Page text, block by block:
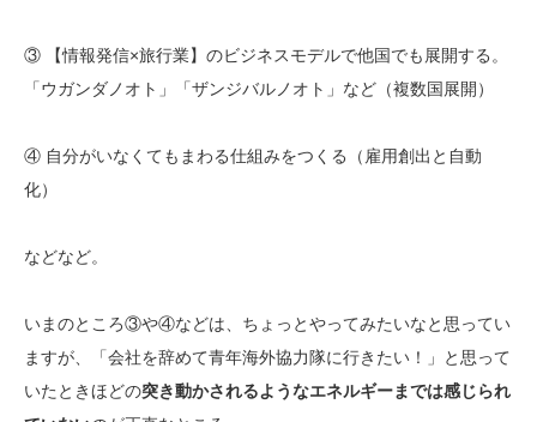
③ 【情報発信×旅行業】のビジネスモデルで他国でも展開する。
「ウガンダノオト」「ザンジバルノオト」など（複数国展開）
④ 自分がいなくてもまわる仕組みをつくる（雇用創出と自動
化）
などなど。
いまのところ③や④などは、ちょっとやってみたいなと思ってい
ますが、「会社を辞めて青年海外協力隊に行きたい！」と思って
いたときほどの突き動かされるようなエネルギーまでは感じられ